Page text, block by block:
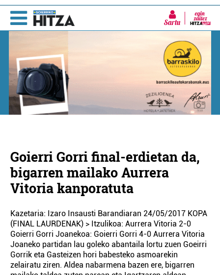
Sartu
Goierri Gorri final-erdietan da,
bigarren mailako Aurrera
Vitoria kanporatuta
Kazetaria: Izaro Insausti Barandiaran 24/05/2017 KOPA
(FINAL LAURDENAK) > Itzulikoa: Aurrera Vitoria 2-0
Goierri Gorri Joanekoa: Goierri Gorri 4-0 Aurrera Vitoria
Joaneko partidan lau goleko abantaila lortu zuen Goeirri
Gorrik eta Gasteizen hori babesteko asmoarekin
zelairatu ziren. Aldea nabarmena bazen ere, bigarren